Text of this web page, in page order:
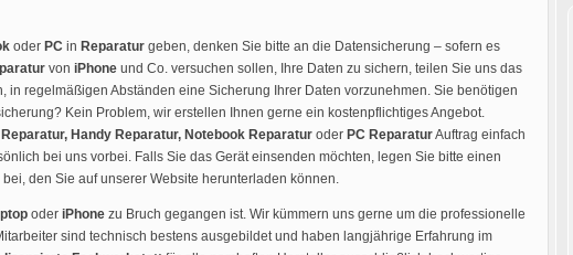
oder PC in Reparatur geben, denken Sie bitte an die Datensicherung – sofern es
von iPhone und Co. versuchen sollen, Ihre Daten zu sichern, teilen Sie uns das
in regelmäßigen Abständen eine Sicherung Ihrer Daten vorzunehmen. Sie benötigen
Kein Problem, wir erstellen Ihnen gerne ein kostenpflichtiges Angebot.
Handy Reparatur, Notebook Reparatur oder PC ReparaturAuftrag einfach
bei uns vorbei. Falls Sie das Gerät einsenden möchten, legen Sie bitte einen
den Sie auf unserer Website herunterladen können.
oder iPhone zu Bruch gegangen ist. Wir kümmern uns gerne um die professionelle
sind technisch bestens ausgebildet und haben langjährige Erfahrung im